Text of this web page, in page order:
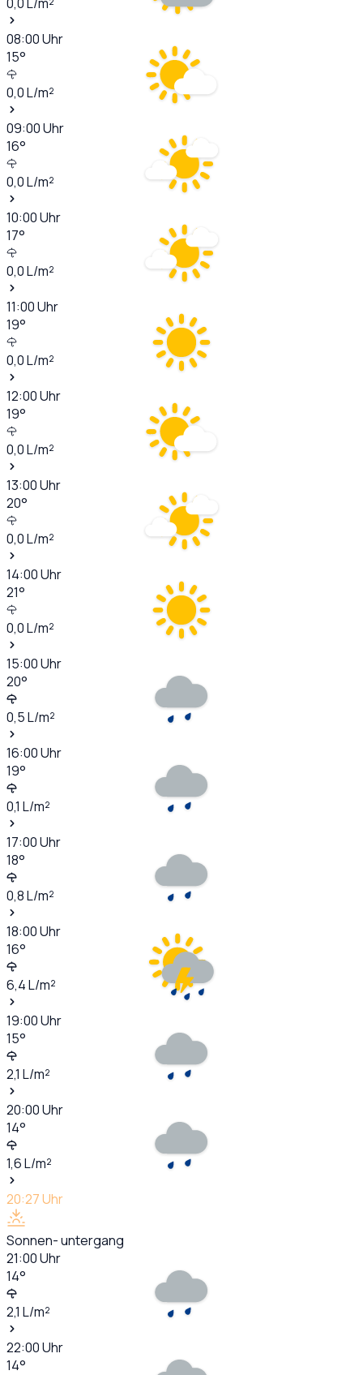
08:00Uhr
15°
0,0L/m²
09:00Uhr
16°
0,0L/m²
10:00Uhr
17°
0,0L/m²
11:00Uhr
19°
0,0L/m²
12:00Uhr
19°
0,0L/m²
13:00Uhr
20°
0,0L/m²
14:00Uhr
21°
0,0L/m²
15:00Uhr
20°
0,5L/m²
16:00Uhr
19°
0,1 L/m²
17:00Uhr
18°
0,8L/m²
18:00Uhr
16°
6,4L/m²
19:00Uhr
15°
2,1 L/m²
20:00Uhr
14°
1,6L/m²
20:27Uhr
Sonnen- untergang
21:00Uhr
14°
2,1 L/m²
22:00Uhr
14°